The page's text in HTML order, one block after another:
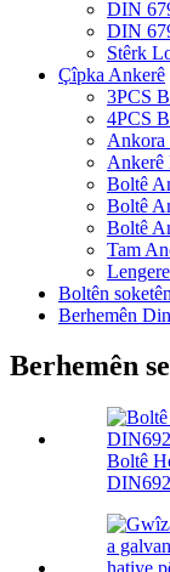
DIN
DIN
Stêrk
Çîpka Ankerê
3PCS
4PCS
Ankora
Ankerê
Boltê
Boltê
Boltê
Tam
Boltên
Berhemên Din
Berhemên
Boltê